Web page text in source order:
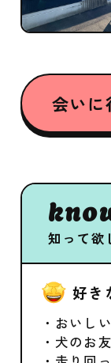
会いに
知って欲
好き
・おいし
・犬のお